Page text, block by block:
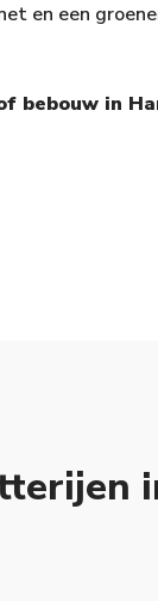
en een
bebouw in